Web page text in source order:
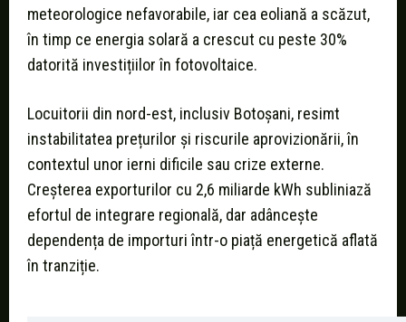
meteorologice nefavorabile, iar cea eoliană a scăzut,
în timp ce energia solară a crescut cu peste 30%
datorită investițiilor în fotovoltaice.
Locuitorii din nord-est, inclusiv Botoșani, resimt
instabilitatea prețurilor și riscurile aprovizionării, în
contextul unor ierni dificile sau crize externe.
Creșterea exporturilor cu 2,6 miliarde kWh subliniază
efortul de integrare regională, dar adâncește
dependența de importuri într-o piață energetică aflată
în tranziție.